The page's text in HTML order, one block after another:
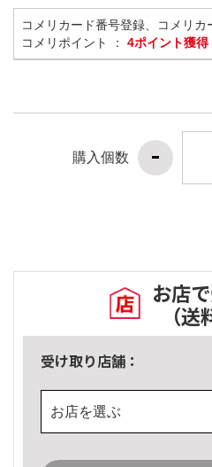
コメリカード番号登録、コメリカ
コメリポイント ： 4ポイント獲得
購入個数
お店
（送
受け取り店舗：
お店を選ぶ